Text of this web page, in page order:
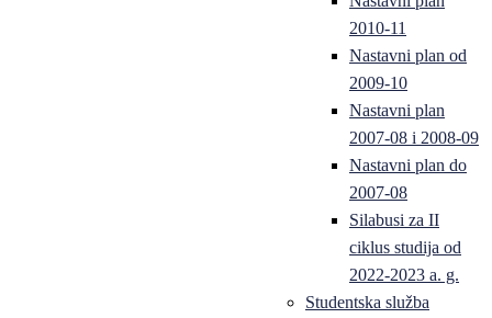
2010-11
Nastavni plan od
2009-10
Nastavni plan
2007-08 i 2008-09
Nastavni plan do
2007-08
Silabusi za II
ciklus studija od
2022-2023 a. g.
Studentska služba